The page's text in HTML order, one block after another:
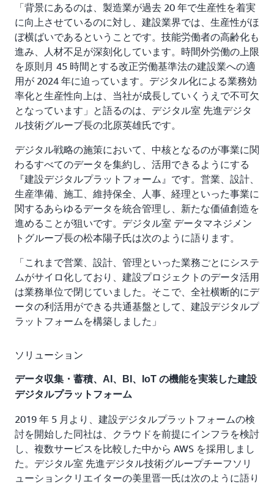
「背景にあるのは、製造業が過去 20 年で生産性を着実
に向上させているのに対し、建設業界では、生産性がほ
ぼ横ばいであるということです。技能労働者の高齢化も
進み、人材不足が深刻化しています。時間外労働の上限
を原則月 45 時間とする改正労働基準法の建設業への適
用が 2024 年に迫っています。デジタル化による業務効
率化と生産性向上は、当社が成長していくうえで不可欠
となっています」と語るのは、デジタル室 先進デジタ
ル技術グループ長の北原英雄氏です。
デジタル戦略の施策において、中核となるのが事業に関
わるすべてのデータを集約し、活用できるようにする
『建設デジタルプラットフォーム』です。営業、設計、
生産準備、施工、維持保全、人事、経理といった事業に
関するあらゆるデータを統合管理し、新たな価値創造を
進めることが狙いです。デジタル室 データマネジメン
トグループ長の松本陽子氏は次のように語ります。
「これまで営業、設計、管理といった業務ごとにシステ
ムがサイロ化しており、建設プロジェクトのデータ活用
は業務単位で閉じていました。そこで、全社横断的にデ
ータの利活用ができる共通基盤として、建設デジタルプ
ラットフォームを構築しました」
ソリューション
データ収集・蓄積、AI、BI、IoT の機能を実装した建設
デジタルプラットフォーム
2019 年 5 月より、建設デジタルプラットフォームの検
討を開始した同社は、クラウドを前提にインフラを検討
し、複数サービスを比較した中から AWS を採用しまし
た。デジタル室 先進デジタル技術グループチーフソリ
ューションクリエイターの美里晋一氏は次のように語り